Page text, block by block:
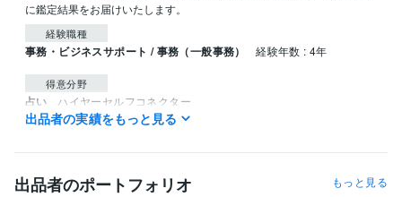
経験職種
事務・ビジネスサポート / 事務（一般事務） 経験年数 : 4年
得意分野
占い ハイヤーセルフコネクター
チャネリング
出品者の実績をもっと見る
出品者のポートフォリオ もっと見る